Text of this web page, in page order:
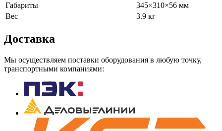
Габариты
345×310×56 мм
Вес
3.9 кг
Доставка
Мы осуществляем поставки оборудования в любую точку,
транспортными компаниями: